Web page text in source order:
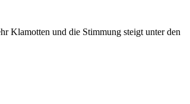
Klamotten und die Stimmung steigt unter den